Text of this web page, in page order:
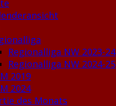
Regionalliga NW 2023-24
Regionalliga NW 2024-25
2019
2024
des Monats